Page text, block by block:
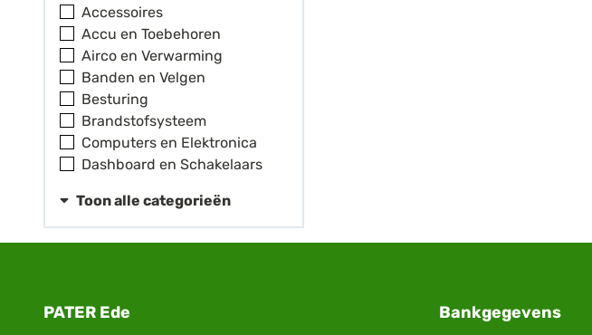
Accessoires
Accu en Toebehoren
Airco en Verwarming
Banden en Velgen
Besturing
Brandstofsysteem
Computers en Elektronica
Dashboard en Schakelaars
Toon alle categorieën
PATER Ede Bankgegevens